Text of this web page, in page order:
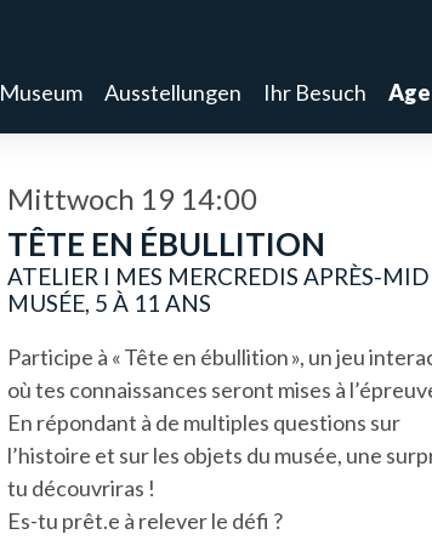
Museum Ausstellungen Ihr Besuch
Mittwoch 19 14:00
TÊTE EN ÉBULLITION
ATELIER I MES MERCREDIS APRÈS-
MUSÉE, 5 À 11 ANS
Participe à « Tête en ébullition », un jeu
où tes connaissances seront mises à
En répondant à de multiples questions sur
l’histoire et sur les objets du musée, une
tu découvriras !
Es-tu prêt.e à relever le défi ?